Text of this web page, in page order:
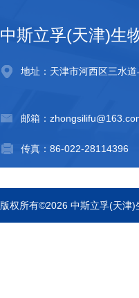
中斯立孚(天津)生
地址：天津市河西区三水道
邮箱：
传真：86-022-28114396
版权所有©2026 中斯立孚(天津